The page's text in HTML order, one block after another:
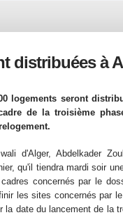
distribuées à
logements seront
de la troisième
d'Alger, Abdelkader
qu'il tiendra mardi soir
cadres concernés par le
les sites concernés par
la date du lancement de la